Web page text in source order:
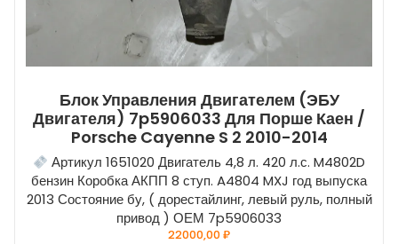
Блок Управления Двигателем (ЭБУ
Двигателя) 7p5906033 Для Порше Каен /
Porsche Cayenne S 2 2010-2014
Артикул 1651020 Двигатель 4,8 л. 420 л.с. M4802D
бензин Коробка АКПП 8 ступ. A4804 MXJ год выпуска
2013 Состояние бу, ( дорестайлинг, левый руль, полный
привод ) ОЕМ 7p5906033
22000,00₽